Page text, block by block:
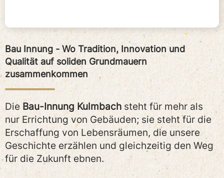
Bau Innung - Wo Tradition, Innovation und
Qualität auf soliden Grundmauern
zusammenkommen
Die Bau-Innung Kulmbach steht für mehr als
nur Errichtung von Gebäuden; sie steht für die
Erschaffung von Lebensräumen, die unsere
Geschichte erzählen und gleichzeitig den Weg
für die Zukunft ebnen.